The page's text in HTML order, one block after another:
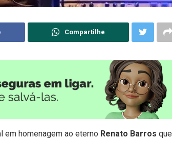
Compartilhe
homenagem ao eterno Renato Barros que